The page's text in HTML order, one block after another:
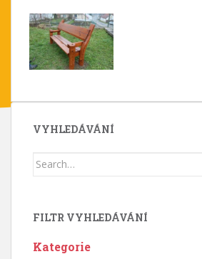
VYHLEDÁVÁNÍ
Search
FILTR VYHLEDÁVÁNÍ
Kategorie